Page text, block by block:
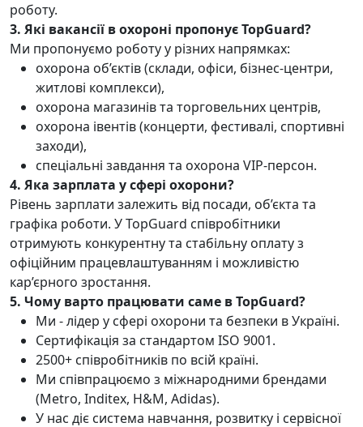
роботу.
3. Які вакансії в охороні пропонує TopGuard?
Ми пропонуємо роботу у різних напрямках:
охорона об’єктів (склади, офіси, бізнес-центри,
житлові комплекси),
охорона магазинів та торговельних центрів,
охорона івентів (концерти, фестивалі, спортивні
заходи),
спеціальні завдання та охорона VIP-персон.
4. Яка зарплата у сфері охорони?
Рівень зарплати залежить від посади, об’єкта та
графіка роботи. У TopGuard співробітники
отримують конкурентну та стабільну оплату з
офіційним працевлаштуванням і можливістю
кар’єрного зростання.
5. Чому варто працювати саме в TopGuard?
Ми - лідер у сфері охорони та безпеки в Україні.
Сертифікація за стандартом ISO 9001.
2500+ співробітників по всій країні.
Ми співпрацюємо з міжнародними брендами
(Metro, Inditex, H&M, Adidas).
У нас діє система навчання, розвитку і сервісної